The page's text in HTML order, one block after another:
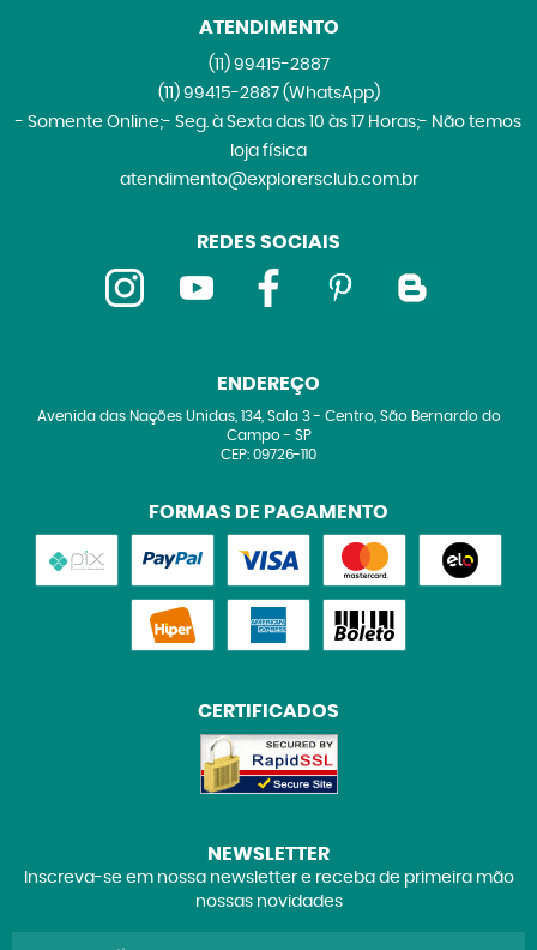
ATENDIMENTO
(11)99415-2887
(11)99415-2887 (WhatsApp)
- Somente Online;- Seg. à Sexta das 10 às 17 Horas;- Não temos
loja física
atendimento@explorersclub.com.br
REDES SOCIAIS
ENDEREÇO
Avenida das Nações Unidas, 134, Sala 3- Centro, São Bernardo do
Campo- SP
CEP: 09726-110
FORMAS DE PAGAMENTO
CERTIFICADOS
NEWSLETTER
Inscreva-se em nossa newsletter e receba de primeira mão
nossas novidades